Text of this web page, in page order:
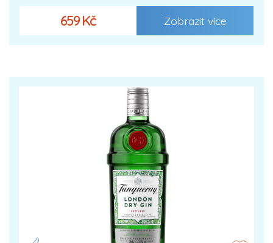
659 Kč Zobrazit více